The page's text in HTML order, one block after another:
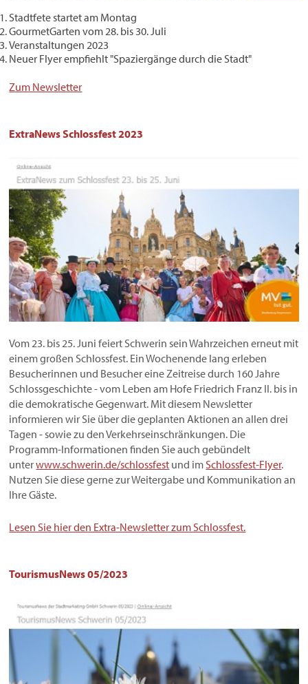
Stadtfete startet am Montag
GourmetGarten vom 28. bis 30. Juli
Veranstaltungen 2023
Neuer Flyer empfiehlt "Spaziergänge durch die Stadt"
Zum Newsletter
ExtraNews Schlossfest 2023
Vom 23. bis 25. Juni feiert Schwerin sein Wahrzeichen erneut mit
einem großen Schlossfest. Ein Wochenende lang erleben
Besucherinnen und Besucher eine Zeitreise durch 160 Jahre
Schlossgeschichte - vom Leben am Hofe Friedrich Franz II. bis in
die demokratische Gegenwart. Mit diesem Newsletter
informieren wir Sie über die geplanten Aktionen an allen drei
Tagen - sowie zu den Verkehrseinschränkungen. Die
Programm-Informationen finden Sie auch gebündelt
unterwww.schwerin.de/schlossfest und im Schlossfest-Flyer.
Nutzen Sie diese gerne zur Weitergabe und Kommunikation an
Ihre Gäste.
Lesen Sie hier den Extra-Newsletter zum Schlossfest.
TourismusNews 05/2023